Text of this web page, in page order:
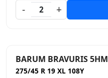
-
2 +
BARUM BRAVURIS 5HM
275/45 R 19 XL 108Y